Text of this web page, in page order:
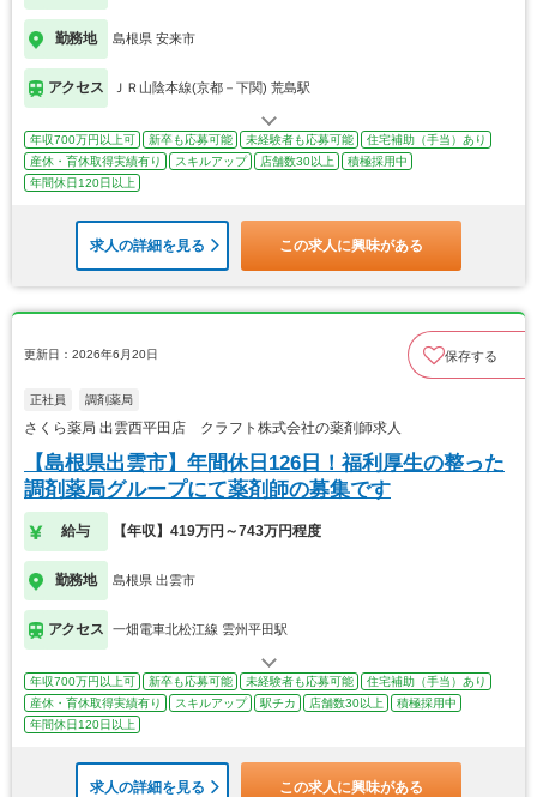
勤務地 島根県 安来市
アクセス ＪＲ山陰本線(京都－下関) 荒島駅
年収700万円以上可 新卒も応募可能 未経験者も応募可能
住宅補助（手当）あり
産休・育休取得実績有り
スキルアップ 店舗数30以上
積極採用中
年間休日120日以上
求人の詳細を見る この求人に興味がある
更新日：2026年6月20日 保存する
正社員 調剤薬局
さくら薬局 出雲西平田店 クラフト株式会社の薬剤師求人
【島根県出雲市】年間休日126日！福利厚生の整った
調剤薬局グループにて薬剤師の募集です
給与 【年収】419万円～743万円程度
勤務地 島根県 出雲市
アクセス 一畑電車北松江線 雲州平田駅
年収700万円以上可 新卒も応募可能 未経験者も応募可能
住宅補助（手当）あり
産休・育休取得実績有り
スキルアップ 駅チカ 店舗数30以上
積極採用中
年間休日120日以上
求人の詳細を見る この求人に興味がある